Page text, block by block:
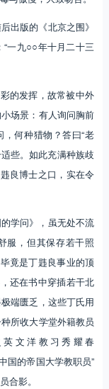
版的《北京之围》
一九○○年十月二十三
的发挥，故常被中外
场景：有人询问胸前
，何种猎物？答曰“老
些。如此充满种族歧
良博士之口，实在令
学问》，虽无处不流
服，但其保存若干照
竟是丁韪良事业的顶
还在书中穿插若干北
端匮乏，这些丁氏用
所收大学堂外籍教员
文洋教习秀耀春
国的帝国大学教职员”
合影。